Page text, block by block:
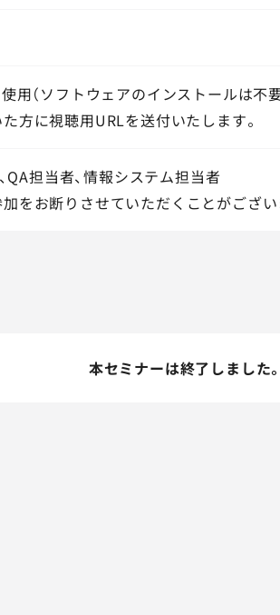
用（ソフトウェアのインストールは不要
方に視聴用URLを送付いたします。
QA担当者、情報システム担当者
をお断りさせていただくことがござい
本セミナーは終了しました。